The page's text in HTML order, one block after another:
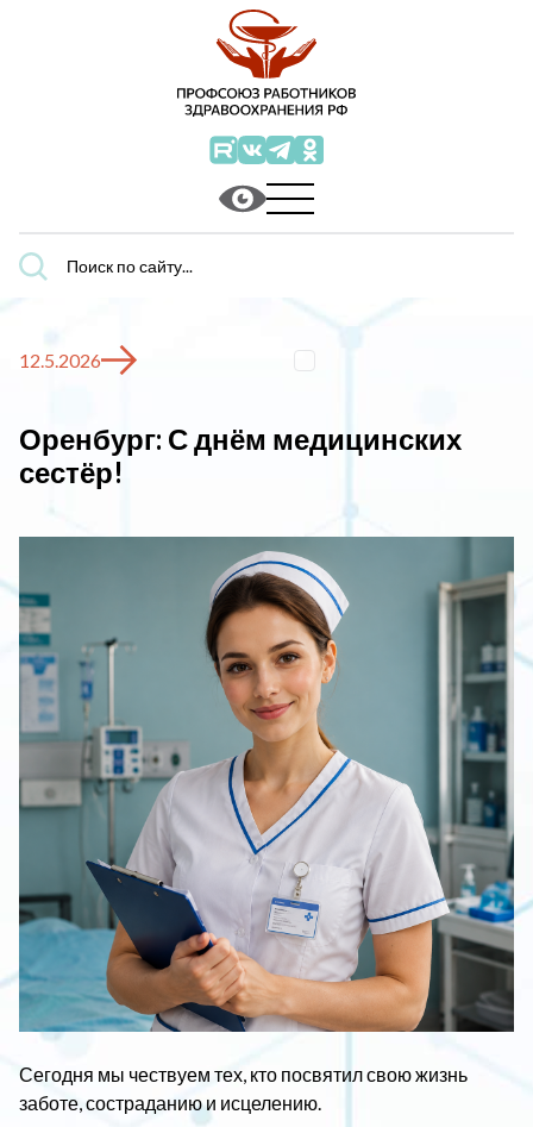
Поиск
по
12.5.2026
Оренбург: С днём медицинских
сестёр!
Сегодня мы чествуем тех, кто посвятил свою жизнь
заботе, состраданию и исцелению.